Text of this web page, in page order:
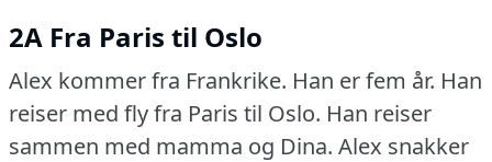
2A Fra Paris til Oslo
Alex kommer fra Frankrike. Han er fem år. Han
reiser med fly fra Paris til Oslo. Han reiser
sammen med mamma og Dina. Alex snakker